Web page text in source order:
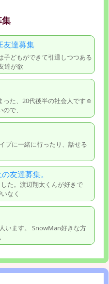
集
友達募集
子どもができて引退しつつある
達が欲
った、20代後半の社会人です☺︎
で、
ブに一緒に行ったり、話せる
友達募集。
た。渡辺翔太くんが好きで
なく
います。 SnowMan好きな方